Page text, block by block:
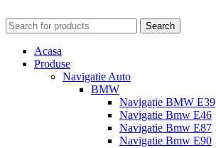
Search
Acasa
Produse
Navigatie Auto
BMW
Navigație BMW E39
Navigatie Bmw E46
Navigatie Bmw E87
Navigatie Bmw E90